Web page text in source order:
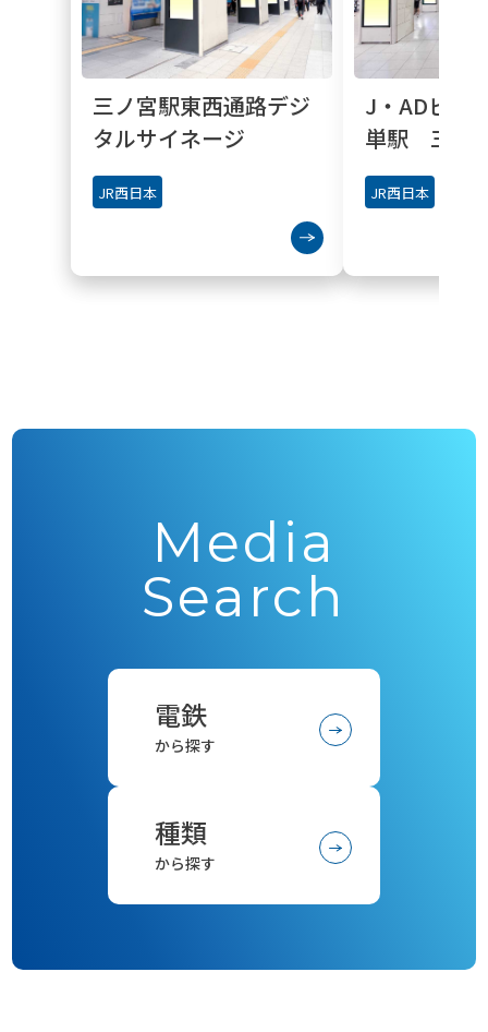
三ノ宮駅東西通路デジ
タルサイネージ
JR西日本
J・ADビジ
単駅 三ノ
JR西日本
Media
Search
電鉄
から探す
種類
から探す